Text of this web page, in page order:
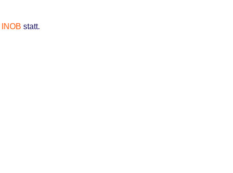
INOB statt.